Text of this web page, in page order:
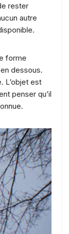
rester
autre
forme
dessous.
L’objet est
penser qu’il